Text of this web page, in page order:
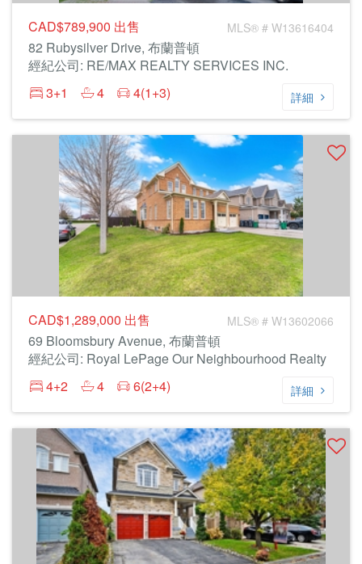
CAD$789,900 出售 MLS® # W13616404
82 Rubysilver Drive, 布蘭普頓
經紀公司: RE/MAX REALTY SERVICES INC.
3+1
4 4(1+3) 詳細
CAD$1,289,000 出售 MLS® # W13602066
69 Bloomsbury Avenue, 布蘭普頓
經紀公司: Royal LePage Our Neighbourhood Realty
4+2
4 6(2+4) 詳細